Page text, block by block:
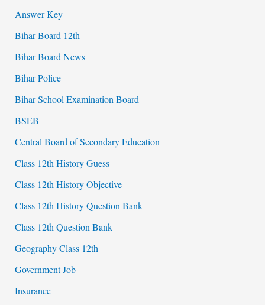
Answer Key
Bihar Board 12th
Bihar Board News
Bihar Police
Bihar School Examination Board
BSEB
Central Board of Secondary Education
Class 12th History Guess
Class 12th History Objective
Class 12th History Question Bank
Class 12th Question Bank
Geography Class 12th
Government Job
Insurance